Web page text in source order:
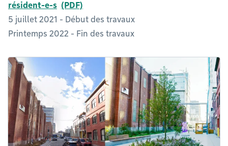
résident-e-s
5 juillet 2021 - Début des travaux
Printemps 2022 - Fin des travaux